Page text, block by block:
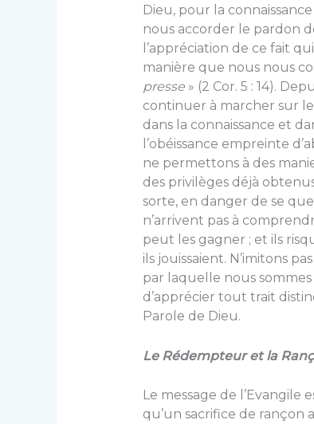
Dieu, pour la
nous accorder le pardon
l’appréciation de ce fait
manière que nous nous
presse» (2 Cor. 5 : 14).
continuer à marcher sur
dans la connaissance et
l’obéissance empreinte
ne permettons à des
des privilèges déjà
sorte, en danger de se
n’arrivent pas à
peut les gagner ; et ils
ils jouissaient. N’imitons
par laquelle nous
d’apprécier tout trait
Parole de Dieu.
Le Rédempteur et la
Le message de
qu’un sacrifice de